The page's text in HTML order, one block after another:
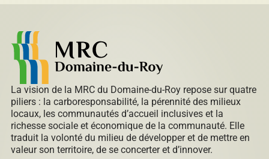
La vision de la MRC du Domaine-du-Roy repose sur quatre
piliers : la carboresponsabilité, la pérennité des milieux
locaux, les communautés d’accueil inclusives et la
richesse sociale et économique de la communauté. Elle
traduit la volonté du milieu de développer et de mettre en
valeur son territoire, de se concerter et d’innover.